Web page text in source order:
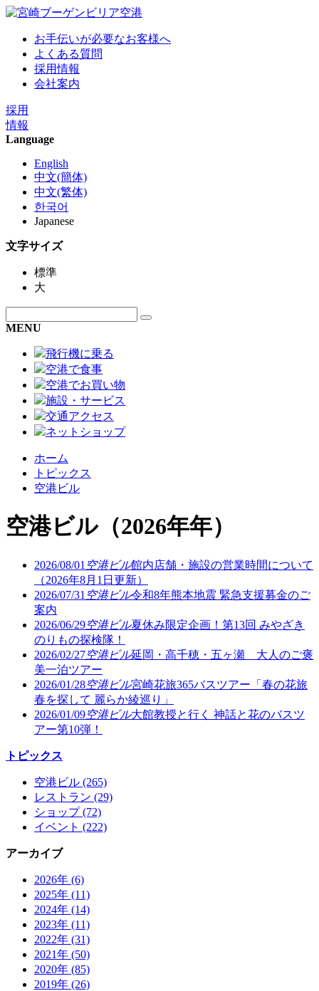
お手伝いが必要なお客様へ
よくある質問
採用情報
会社案内
採用
情報
Language
English
中文(簡体)
中文(繁体)
한국어
Japanese
文字サイズ
標準
大
MENU
飛行機に乗る
空港で食事
空港でお買い物
施設・サービス
交通アクセス
ネットショップ
ホーム
トピックス
空港ビル
空港ビル（2026年年）
2026/08/01 空港ビル館内店舗・施設の営業時間について
（2026年8月1日更新）
2026/07/31 空港ビル令和8年熊本地震 緊急支援募金のご
案内
2026/06/29空港ビル夏休み限定企画！第13回 みやざき
のりもの探検隊！
2026/02/27空港ビル延岡・高千穂・五ヶ瀬 大人のご褒
美一泊ツアー
2026/01/28空港ビル宮崎花旅365バスツアー「春の花旅
春を探して 麗らか綾巡り」
2026/01/09空港ビル大館教授と行く 神話と花のバスツ
アー第10弾！
トピックス
空港ビル (265)
レストラン (29)
ショップ (72)
イベント (222)
アーカイブ
2026年 (6)
2025年 (11)
2024年 (14)
2023年 (11)
2022年 (31)
2021年 (50)
2020年 (85)
2019年 (26)